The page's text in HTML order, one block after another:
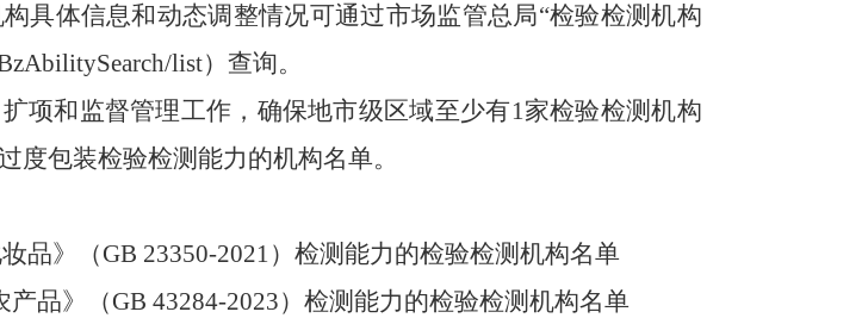
具体信息和动态调整情况可通过市场监管总局“检验检测机构
list）查询。
项和监督管理工作，确保地市级区域至少有1家检验检测机构
度包装检验检测能力的机构名单。
品》 （GB 23350-2021）检测能力的检验检测机构名单
产品》（GB 43284-2023） 检测能力的检验检测机构名单